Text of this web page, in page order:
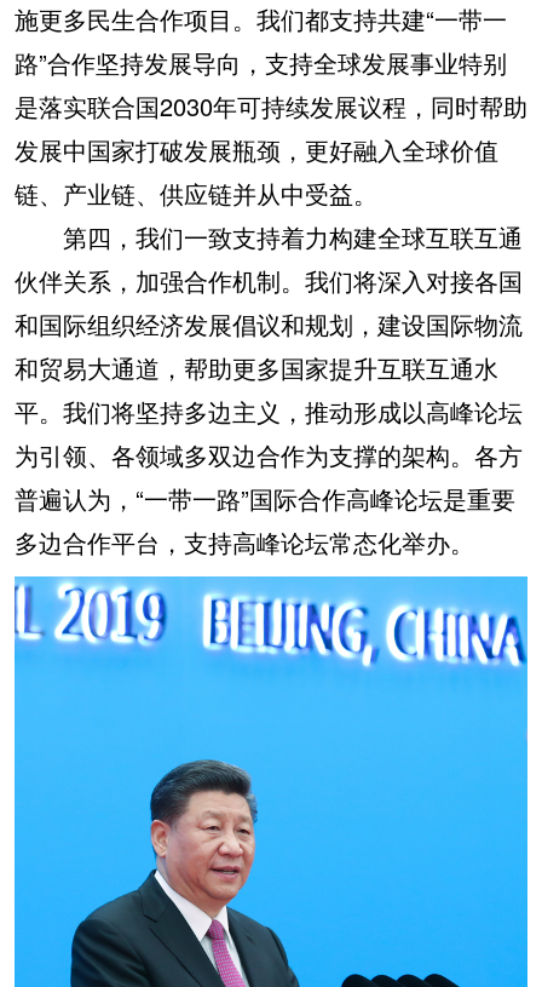
施更多民生合作项目。我们都支持共建“一带一
路”合作坚持发展导向，支持全球发展事业特别
是落实联合国2030年可持续发展议程，同时帮助
发展中国家打破发展瓶颈，更好融入全球价值
链、产业链、供应链并从中受益。
第四，我们一致支持着力构建全球互联互通
伙伴关系，加强合作机制。我们将深入对接各国
和国际组织经济发展倡议和规划，建设国际物流
和贸易大通道，帮助更多国家提升互联互通水
平。我们将坚持多边主义，推动形成以高峰论坛
为引领、各领域多双边合作为支撑的架构。各方
普遍认为，“一带一路”国际合作高峰论坛是重要
多边合作平台，支持高峰论坛常态化举办。